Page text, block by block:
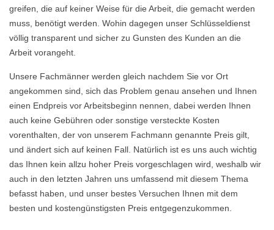
greifen, die auf keiner Weise für die Arbeit, die gemacht werden
muss, benötigt werden. Wohin dagegen unser Schlüsseldienst
völlig transparent und sicher zu Gunsten des Kunden an die
Arbeit vorangeht.
Unsere Fachmänner werden gleich nachdem Sie vor Ort
angekommen sind, sich das Problem genau ansehen und Ihnen
einen Endpreis vor Arbeitsbeginn nennen, dabei werden Ihnen
auch keine Gebühren oder sonstige versteckte Kosten
vorenthalten, der von unserem Fachmann genannte Preis gilt,
und ändert sich auf keinen Fall. Natürlich ist es uns auch wichtig
das Ihnen kein allzu hoher Preis vorgeschlagen wird, weshalb wir
auch in den letzten Jahren uns umfassend mit diesem Thema
befasst haben, und unser bestes Versuchen Ihnen mit dem
besten und kostengünstigsten Preis entgegenzukommen.